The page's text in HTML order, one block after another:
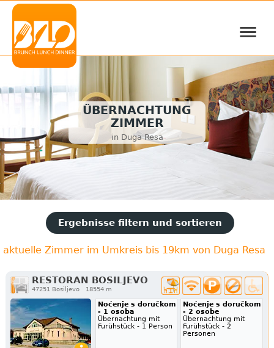
≡
ÜBERNACHTUNG
ZIMMER
in Duga Resa
Ergebnisse filtern und sortieren
aktuelle Zimmer im Umkreis bis 19km von Duga Resa
RESTORAN BOSILJEVO
47251 Bosiljevo 18554 m
Noćenje s doručkom
- 1 osoba
Übernachtung mit
Furühstück - 1 Person
Noćenje s doručkom
- 2 osobe
Übernachtung mit
Furühstück - 2
Personen